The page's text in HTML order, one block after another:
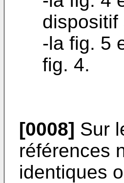
dispositif
-la fig. 5
fig. 4.
[0008] Sur
références
identiques